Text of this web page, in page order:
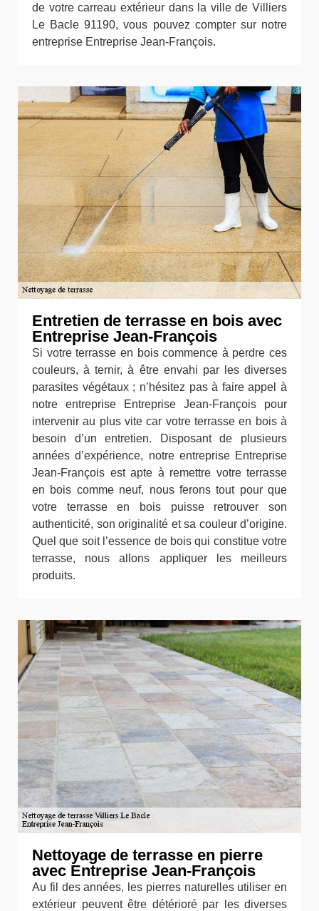
de votre carreau extérieur dans la ville de Villiers
Le Bacle 91190, vous pouvez compter sur notre
entreprise Entreprise Jean-François.
Entretien de terrasse en bois avec
Entreprise Jean-François
Si votre terrasse en bois commence à perdre ces
couleurs, à ternir, à être envahi par les diverses
parasites végétaux ; n’hésitez pas à faire appel à
notre entreprise Entreprise Jean-François pour
intervenir au plus vite car votre terrasse en bois à
besoin d’un entretien. Disposant de plusieurs
années d’expérience, notre entreprise Entreprise
Jean-François est apte à remettre votre terrasse
en bois comme neuf, nous ferons tout pour que
votre terrasse en bois puisse retrouver son
authenticité, son originalité et sa couleur d’origine.
Quel que soit l’essence de bois qui constitue votre
terrasse, nous allons appliquer les meilleurs
produits.
Nettoyage de terrasse en pierre
avec Entreprise Jean-François
Au fil des années, les pierres naturelles utiliser en
extérieur peuvent être détérioré par les diverses